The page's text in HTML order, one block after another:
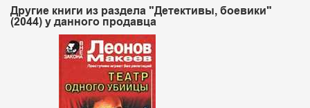
Другие книги из раздела "Детективы, боевики"
(2044) у данного продавца